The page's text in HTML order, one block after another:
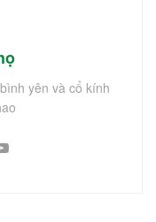
yên và cổ kính